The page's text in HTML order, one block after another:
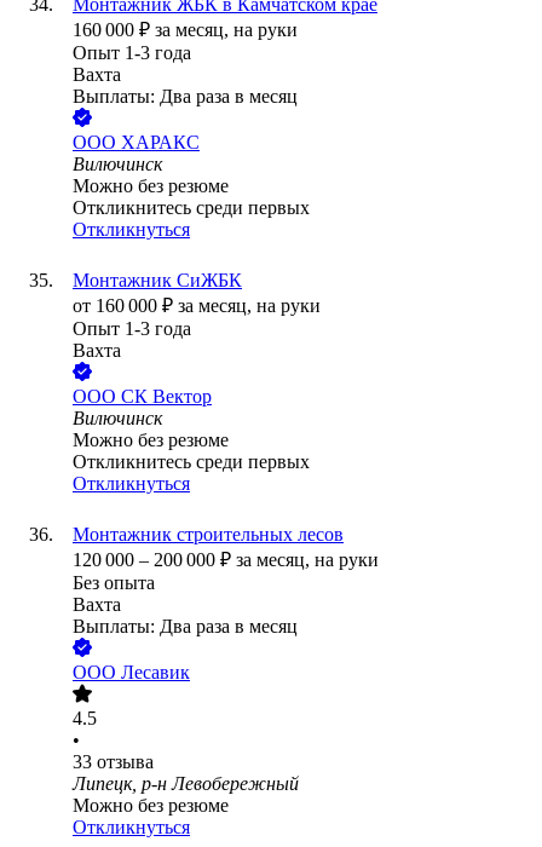
Монтажник ЖБК в Камчатском крае
160 000 ₽ за месяц, на руки
Опыт 1-3 года
Вахта
Выплаты: Два раза в месяц
ООО ХАРАКС
Вилючинск
Можно без резюме
Откликнитесь среди первых
Откликнуться
Монтажник СиЖБК
от 160 000 ₽ за месяц, на руки
Опыт 1-3 года
Вахта
ООО СК Вектор
Вилючинск
Можно без резюме
Откликнитесь среди первых
Откликнуться
Монтажник строительных лесов
120 000 – 200 000 ₽ за месяц, на руки
Без опыта
Вахта
Выплаты: Два раза в месяц
ООО Лесавик
4.5
•
33 отзыва
Липецк, р-н Левобережный
Можно без резюме
Откликнуться